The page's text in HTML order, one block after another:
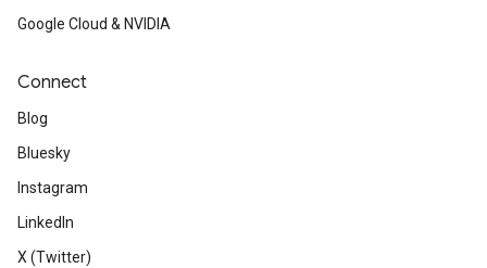
Google Cloud & NVIDIA
Connect
Blog
Bluesky
Instagram
LinkedIn
X (Twitter)